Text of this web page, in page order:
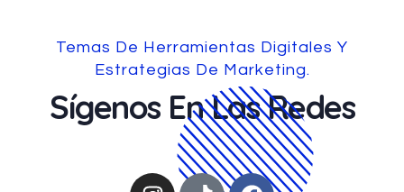
Temas De Herramientas Digitales Y
Estrategias De Marketing.
Sígenos En Las Redes